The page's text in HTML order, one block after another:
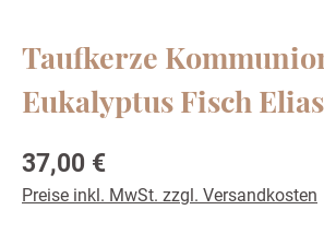
Taufkerze
Eukalyptus Fisch
Regulärer Preis:
37,00 €
Preise inkl. MwSt. zzgl. Versandkosten